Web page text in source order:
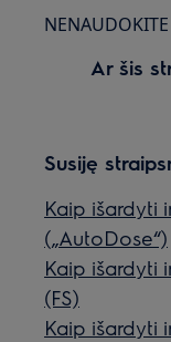
Ar šis
Susiję
Kaip išardyti
(„AutoDose“)
Kaip išardyti
(FS)
Kaip išardyti